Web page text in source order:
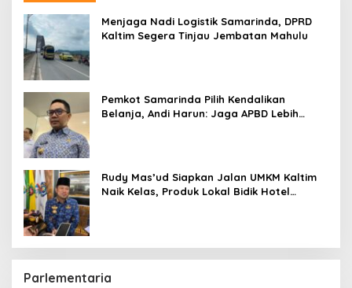
Menjaga Nadi Logistik Samarinda, DPRD
Kaltim Segera Tinjau Jembatan Mahulu
Pemkot Samarinda Pilih Kendalikan
Belanja, Andi Harun: Jaga APBD Lebih
Rudy Mas’ud Siapkan Jalan UMKM Kaltim
Naik Kelas, Produk Lokal Bidik Hotel
Parlementaria